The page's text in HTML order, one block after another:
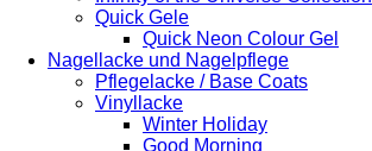
Quick Gele
Quick Neon Colour Gel
Nagellacke und Nagelpflege
Pflegelacke / Base Coats
Vinyllacke
Winter Holiday
Good Morning